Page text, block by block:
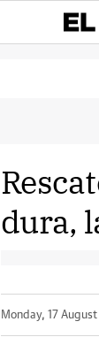
dura,
Monday, 17